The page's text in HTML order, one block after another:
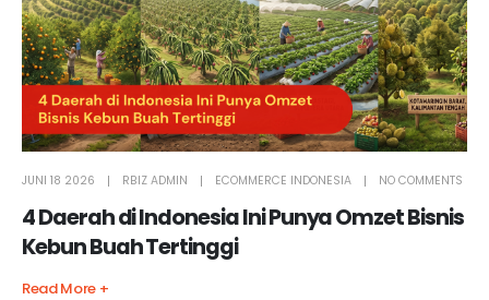
JUNI 18 2026 RBIZ ADMIN ECOMMERCE INDONESIA NO COMMENTS
4 Daerah di Indonesia Ini Punya Omzet Bisnis
Kebun Buah Tertinggi
Read More +